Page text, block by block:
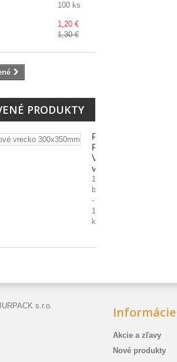
100 ks
1,20 €
1,30 €
PRODUKTY
PA-
PE
Vákuové
vrecko...
1
bal.
-
100
ks
Informácie
Akcie a zľavy
Nové produkty